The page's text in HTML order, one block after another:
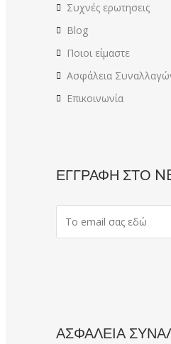
Συχνές ερωτησεις
Blog
Ποιοι είμαστε
Ασφάλεια
Επικοινωνία
ΕΓΓΡΑΦΗ ΣΤΟ
ΑΣΦΑΛΕΙΑ